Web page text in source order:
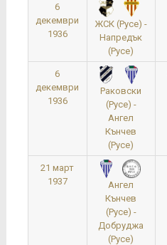
6
декември
1936
ЖСК (Русе) -
Напредък
(Русе)
6
декември
1936
Раковски
(Русе) -
Ангел
Кънчев
(Русе)
21 март
1937
Ангел
Кънчев
(Русе) -
Добруджа
(Русе)